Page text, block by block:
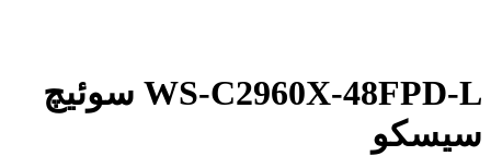
WS-C2960X-48FPD-L سوئیچ
سیسکو